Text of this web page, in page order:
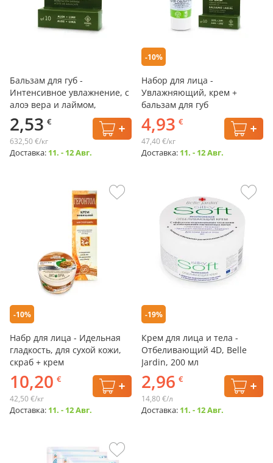
Бальзам для губ -
Интенсивное увлажнение, с
алоэ вера и лаймом,
Зелёная Аптека, 3,6 г
2,53 €
632,50 €/кг
Доставка: 11. - 12 Авг.
-10%
Набор для лица -
Увлажняющий, крем +
бальзам для губ
4,93 €
47,40 €/кг
Доставка: 11. - 12 Авг.
-10%
Набр для лица - Идельная
гладкость, для сухой кожи,
скраб + крем
10,20 €
42,50 €/кг
Доставка: 11. - 12 Авг.
-19%
Крем для лица и тела -
Отбеливающий 4D, Belle
Jardin, 200 мл
2,96 €
14,80 €/л
Доставка: 11. - 12 Авг.